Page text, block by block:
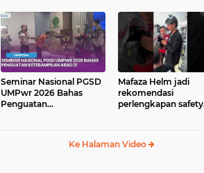
Seminar Nasional PGSD
UMPwr 2026 Bahas
Penguatan
Mafaza Helm jadi
rekomendasi
perlengkapan safety
Ke Halaman Video